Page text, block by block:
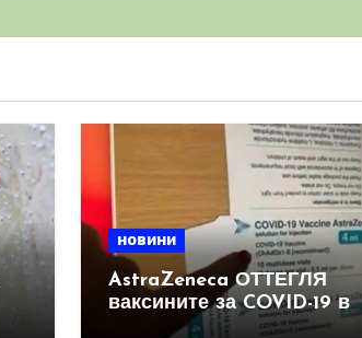
новини
AstraZeneca ОТТЕГЛЯ
ваксините за COVID-19 в
световен мащаб, след